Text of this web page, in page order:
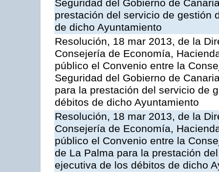
Seguridad del Gobierno de
prestación del servicio de gestión
de dicho Ayuntamiento
Resolución, 18 mar 2013, de la
Consejería de Economía,
público el Convenio entre la
Seguridad del Gobierno de
para la prestación del servicio de
débitos de dicho Ayuntamiento
Resolución, 18 mar 2013, de la
Consejería de Economía,
público el Convenio entre la
de La Palma para la prestación
ejecutiva de los débitos de dicho